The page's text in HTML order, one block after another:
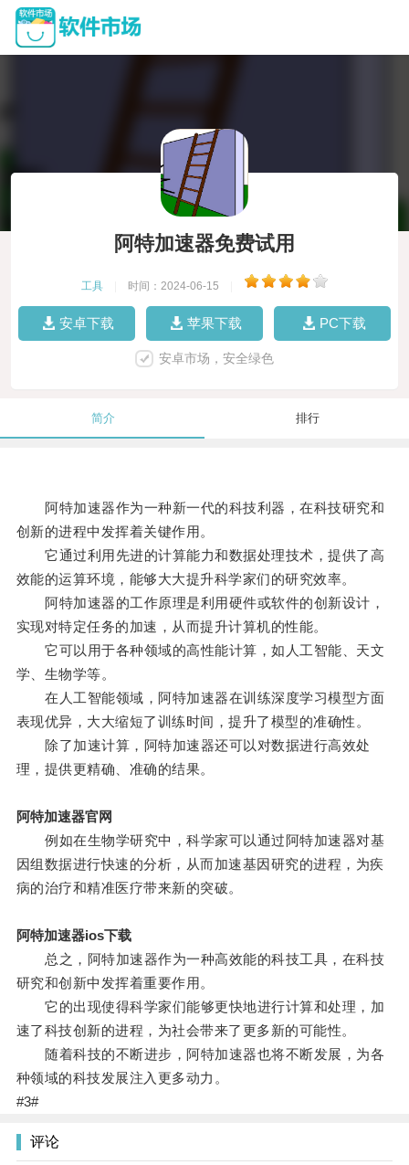
阿特加速器免费试用
工具 时间：2024-06-15
安卓下载 苹果下载 PC下载
安卓市场，安全绿色
简介 排行
阿特加速器作为一种新一代的科技利器，在科技研究和
创新的进程中发挥着关键作用。
它通过利用先进的计算能力和数据处理技术，提供了高
效能的运算环境，能够大大提升科学家们的研究效率。
阿特加速器的工作原理是利用硬件或软件的创新设计，
实现对特定任务的加速，从而提升计算机的性能。
它可以用于各种领域的高性能计算，如人工智能、天文
学、生物学等。
在人工智能领域，阿特加速器在训练深度学习模型方面
表现优异，大大缩短了训练时间，提升了模型的准确性。
除了加速计算，阿特加速器还可以对数据进行高效处
理，提供更精确、准确的结果。
阿特加速器官网
例如在生物学研究中，科学家可以通过阿特加速器对基
因组数据进行快速的分析，从而加速基因研究的进程，为疾
病的治疗和精准医疗带来新的突破。
阿特加速器ios下载
总之，阿特加速器作为一种高效能的科技工具，在科技
研究和创新中发挥着重要作用。
它的出现使得科学家们能够更快地进行计算和处理，加
速了科技创新的进程，为社会带来了更多新的可能性。
随着科技的不断进步，阿特加速器也将不断发展，为各
种领域的科技发展注入更多动力。
#3#
评论